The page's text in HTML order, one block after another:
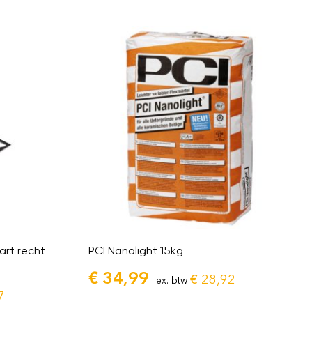
recht PCI Nanolight 15kg
€ 34,99 ex. btw € 28,92